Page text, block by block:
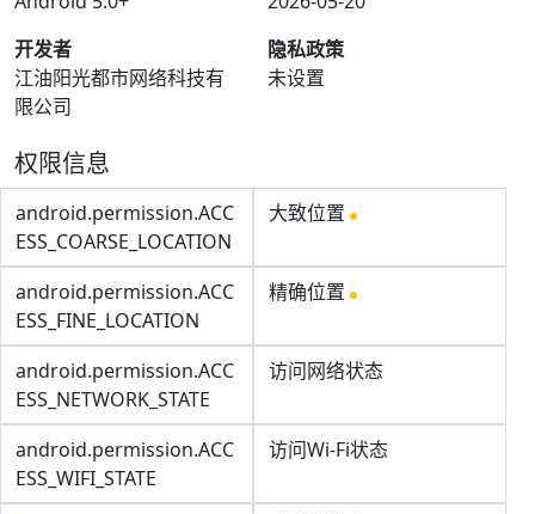
开发者
江油阳光都市网络科技有
限公司
隐私政策
未设置
权限信息
android.permission.ACC
ESS_COARSE_LOCATION
大致位置
android.permission.ACC
ESS_FINE_LOCATION
精确位置
android.permission.ACC
ESS_NETWORK_STATE
访问网络状态
android.permission.ACC
ESS_WIFI_STATE
访问Wi-Fi状态